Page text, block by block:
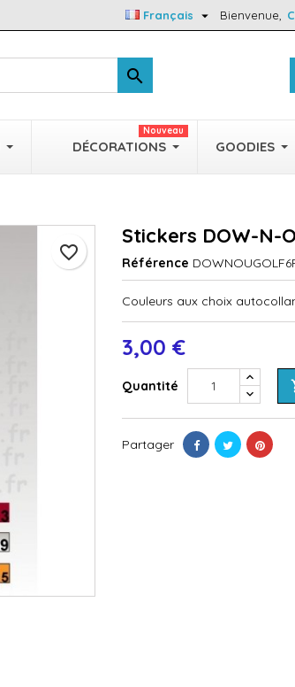
Bienvenue,
Français 

DÉCORATIONS
Nouveau
GOODIES
favorite_border
Stickers DOW-N-
Référence
Couleurs aux choix
3,00 €
Quantité
Partager